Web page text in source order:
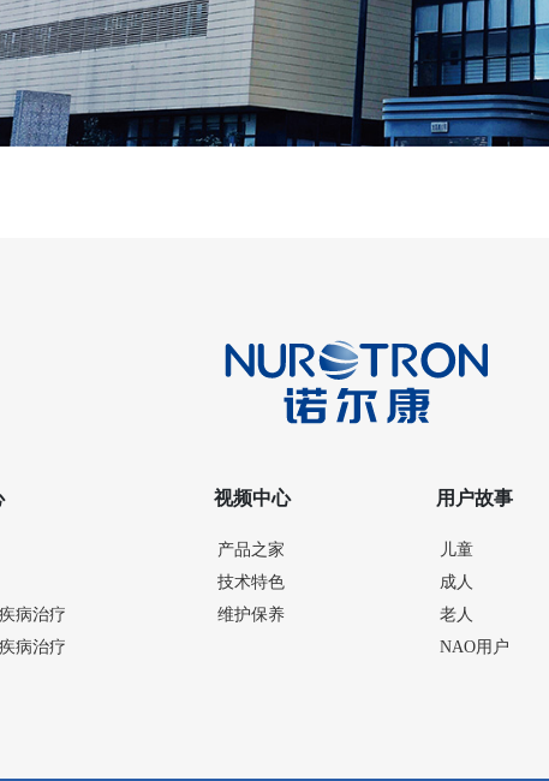
病治疗
病治疗
视频中心
产品之家
技术特色
维护保养
用户故事
儿童
成人
老人
NAO用户